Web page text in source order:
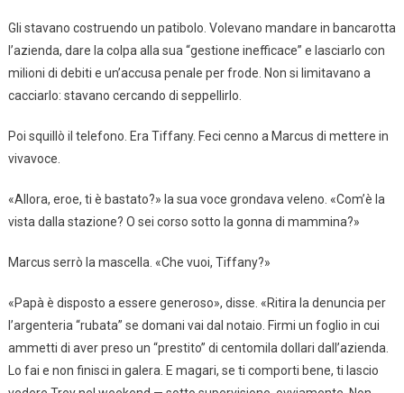
Gli stavano costruendo un patibolo. Volevano mandare in bancarotta
l’azienda, dare la colpa alla sua “gestione inefficace” e lasciarlo con
milioni di debiti e un’accusa penale per frode. Non si limitavano a
cacciarlo: stavano cercando di seppellirlo.
Poi squillò il telefono. Era Tiffany. Feci cenno a Marcus di mettere in
vivavoce.
«Allora, eroe, ti è bastato?» la sua voce grondava veleno. «Com’è la
vista dalla stazione? O sei corso sotto la gonna di mammina?»
Marcus serrò la mascella. «Che vuoi, Tiffany?»
«Papà è disposto a essere generoso», disse. «Ritira la denuncia per
l’argenteria “rubata” se domani vai dal notaio. Firmi un foglio in cui
ammetti di aver preso un “prestito” di centomila dollari dall’azienda.
Lo fai e non finisci in galera. E magari, se ti comporti bene, ti lascio